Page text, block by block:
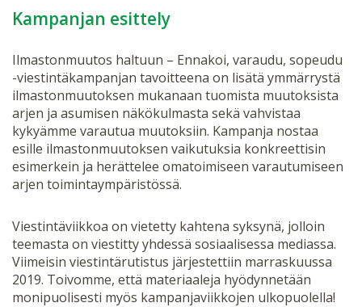
Kampanjan esittely
Ilmastonmuutos haltuun – Ennakoi, varaudu, sopeudu
-viestintäkampanjan tavoitteena on lisätä ymmärrystä
ilmastonmuutoksen mukanaan tuomista muutoksista
arjen ja asumisen näkökulmasta sekä vahvistaa
kykyämme varautua muutoksiin. Kampanja nostaa
esille ilmastonmuutoksen vaikutuksia konkreettisin
esimerkein ja herättelee omatoimiseen varautumiseen
arjen toimintaympäristössä.
Viestintäviikkoa on vietetty kahtena syksynä, jolloin
teemasta on viestitty yhdessä sosiaalisessa mediassa.
Viimeisin viestintärutistus järjestettiin marraskuussa
2019. Toivomme, että materiaaleja hyödynnetään
monipuolisesti myös kampanjaviikkojen ulkopuolella!